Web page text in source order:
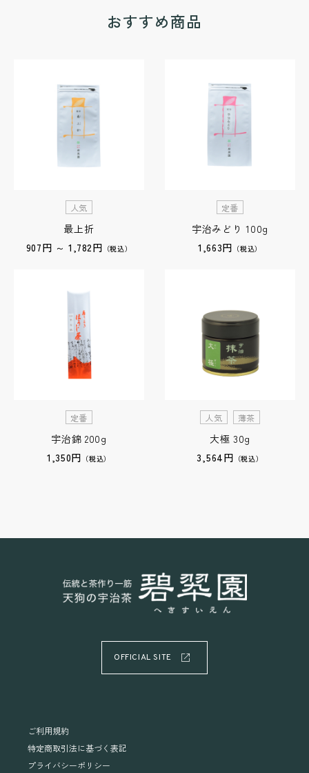
おすすめ商品
人気
最上折
907円 ～ 1,782円 （税込）
定番
宇治みどり 100g
1,663円 （税込）
定番
宇治錦 200g
1,350円 （税込）
人気 薄茶
大極 30g
3,564円 （税込）
OFFICIAL SITE
ご利用規約
特定商取引法に基づく表記
プライバシーポリシー